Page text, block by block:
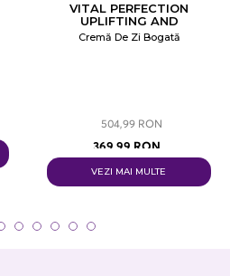
VITAL PERFECTION
UPLIFTING AND
FIRMING ADVANCED
CREAM ENRICHED
Cremă De Zi Bogată
504,99 RON
369,99 RON
VEZI MAI MULTE